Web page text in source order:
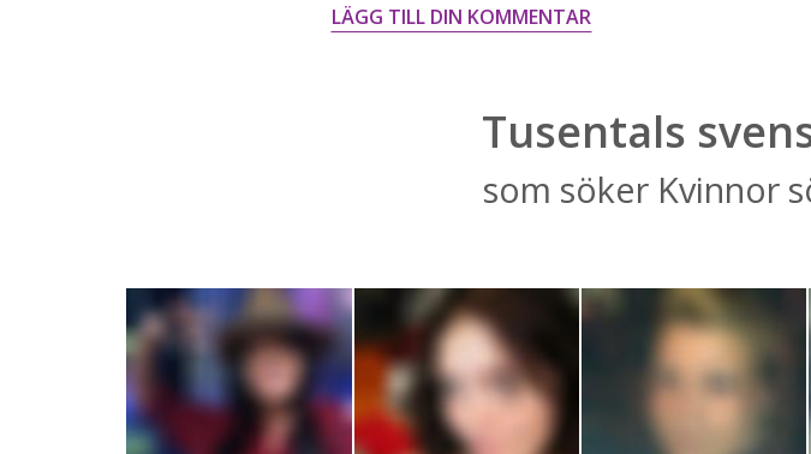
LÄGG TILL DIN KOMMENTAR
Tusentals
som söker Kvinnor